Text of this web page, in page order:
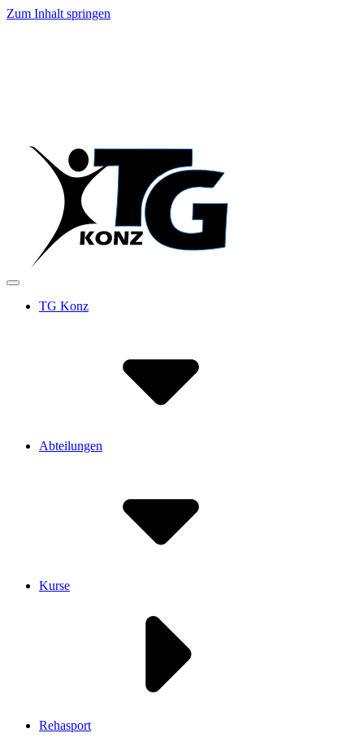
Zum Inhalt springen
TG Konz
Abteilungen
Kurse
Rehasport